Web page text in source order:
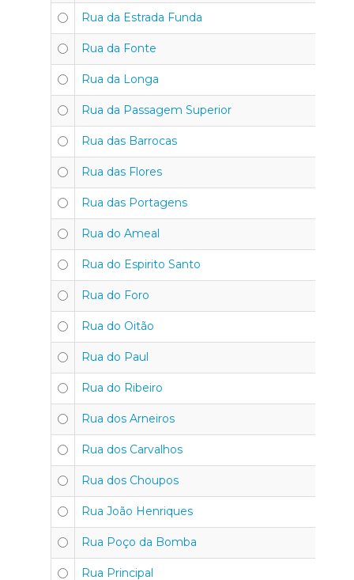
Rua da Estrada Funda
Rua da Fonte
Rua da Longa
Rua da Passagem Superior
Rua das Barrocas
Rua das Flores
Rua das Portagens
Rua do Ameal
Rua do Espirito Santo
Rua do Foro
Rua do Oitão
Rua do Paul
Rua do Ribeiro
Rua dos Arneiros
Rua dos Carvalhos
Rua dos Choupos
Rua João Henriques
Rua Poço da Bomba
Rua Principal